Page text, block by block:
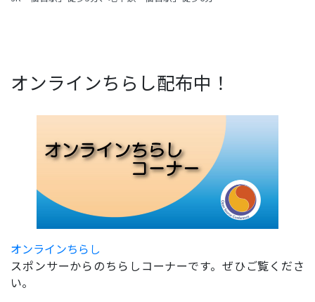
オンラインちらし配布中！
オンラインちらし
スポンサーからのちらしコーナーです。ぜひご覧くださ
い。